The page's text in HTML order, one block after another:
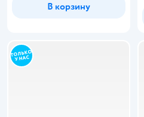
В корзину